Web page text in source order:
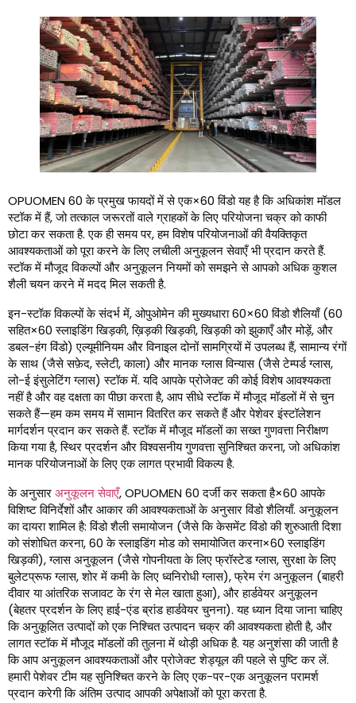
OPUOMEN 60 के प्रमुख फायदों में से एक×60 विंडो यह है कि अधिकांश मॉडल
स्टॉक में हैं, जो तत्काल जरूरतों वाले ग्राहकों के लिए परियोजना चक्र को काफी
छोटा कर सकता है. एक ही समय पर, हम विशेष परियोजनाओं की वैयक्तिकृत
आवश्यकताओं को पूरा करने के लिए लचीली अनुकूलन सेवाएँ भी प्रदान करते हैं.
स्टॉक में मौजूद विकल्पों और अनुकूलन नियमों को समझने से आपको अधिक कुशल
शैली चयन करने में मदद मिल सकती है.
इन-स्टॉक विकल्पों के संदर्भ में, ओपुओमेन की मुख्यधारा 60×60 विंडो शैलियाँ (60
सहित×60 स्लाइडिंग खिड़की, ख़िड़की खिड़की, खिड़की को झुकाएँ और मोड़ें, और
डबल-हंग विंडो) एल्यूमीनियम और विनाइल दोनों सामग्रियों में उपलब्ध हैं, सामान्य रंगों
के साथ (जैसे सफ़ेद, स्लेटी, काला) और मानक ग्लास विन्यास (जैसे टेम्पर्ड ग्लास,
लो-ई इंसुलेटिंग ग्लास) स्टॉक में. यदि आपके प्रोजेक्ट की कोई विशेष आवश्यकता
नहीं है और वह दक्षता का पीछा करता है, आप सीधे स्टॉक में मौजूद मॉडलों में से चुन
सकते हैं—हम कम समय में सामान वितरित कर सकते हैं और पेशेवर इंस्टॉलेशन
मार्गदर्शन प्रदान कर सकते हैं. स्टॉक में मौजूद मॉडलों का सख्त गुणवत्ता निरीक्षण
किया गया है, स्थिर प्रदर्शन और विश्वसनीय गुणवत्ता सुनिश्चित करना, जो अधिकांश
मानक परियोजनाओं के लिए एक लागत प्रभावी विकल्प है.
के अनुसारअनुकूलन सेवाएँ, OPUOMEN 60 दर्जी कर सकता है×60 आपके
विशिष्ट विनिर्देशों और आकार की आवश्यकताओं के अनुसार विंडो शैलियाँ. अनुकूलन
का दायरा शामिल है: विंडो शैली समायोजन (जैसे कि केसमेंट विंडो की शुरुआती दिशा
को संशोधित करना, 60 के स्लाइडिंग मोड को समायोजित करना×60 स्लाइडिंग
खिड़की), ग्लास अनुकूलन (जैसे गोपनीयता के लिए फ्रॉस्टेड ग्लास, सुरक्षा के लिए
बुलेटप्रूफ ग्लास, शोर में कमी के लिए ध्वनिरोधी ग्लास), फ्रेम रंग अनुकूलन (बाहरी
दीवार या आंतरिक सजावट के रंग से मेल खाता हुआ), और हार्डवेयर अनुकूलन
(बेहतर प्रदर्शन के लिए हाई-एंड ब्रांड हार्डवेयर चुनना). यह ध्यान दिया जाना चाहिए
कि अनुकूलित उत्पादों को एक निश्चित उत्पादन चक्र की आवश्यकता होती है, और
लागत स्टॉक में मौजूद मॉडलों की तुलना में थोड़ी अधिक है. यह अनुशंसा की जाती है
कि आप अनुकूलन आवश्यकताओं और प्रोजेक्ट शेड्यूल की पहले से पुष्टि कर लें.
हमारी पेशेवर टीम यह सुनिश्चित करने के लिए एक-पर-एक अनुकूलन परामर्श
प्रदान करेगी कि अंतिम उत्पाद आपकी अपेक्षाओं को पूरा करता है.